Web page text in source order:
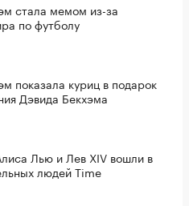
стала мемом из-за
по футболу
показала куриц в подарок
Дэвида Бекхэма
Лью и Лев XIV вошли в
людей Time